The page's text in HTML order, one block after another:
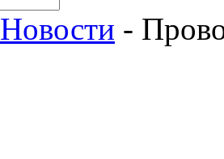
Новости -